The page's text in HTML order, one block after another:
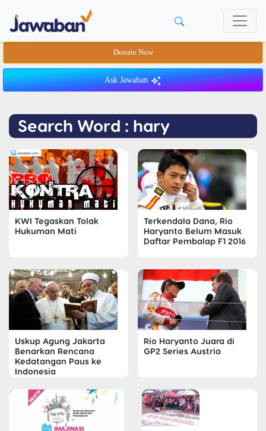
Donate Now
Ask Jawaban
Search Word : hary
KWI Tegaskan Tolak
Hukuman Mati
Terkendala Dana, Rio
Haryanto Belum Masuk
Daftar Pembalap F1 2016
Uskup Agung Jakarta
Benarkan Rencana
Kedatangan Paus ke
Indonesia
Rio Haryanto Juara di
GP2 Series Austria